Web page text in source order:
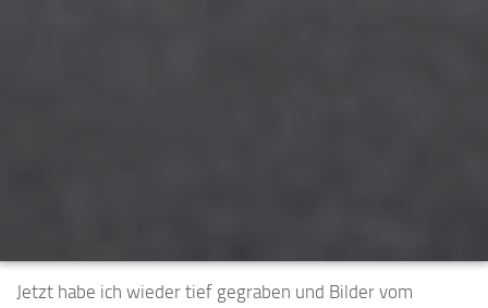
Jetzt habe ich wieder tief gegraben und Bilder vom